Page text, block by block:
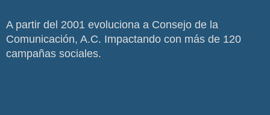
A partir del 2001 evoluciona a Consejo de la
Comunicación, A.C. Impactando con más de 120
campañas sociales.